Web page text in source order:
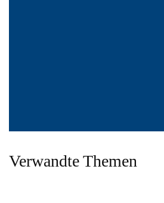
Verwandte Themen